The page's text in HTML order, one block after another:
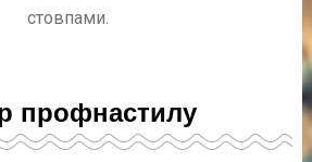
стовпами.
профнастилу